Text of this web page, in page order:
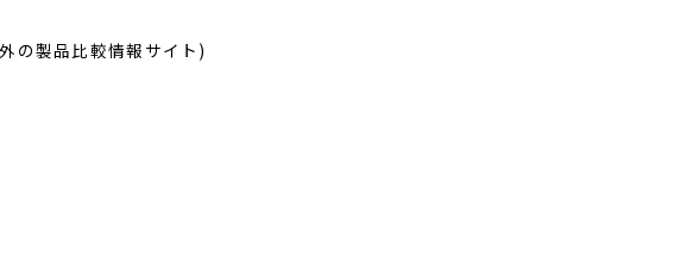
の製品比較情報サイト)